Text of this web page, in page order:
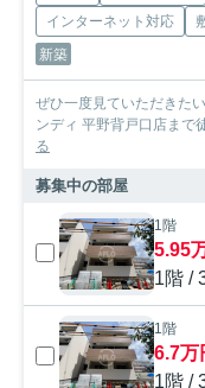
インターネット対応
新築
ぜひ一度見ていただきた
ンディ 平野背戸口店まで
る
募集中の部屋
1階
5.95
1階 /
1階
6.7万
1階 /